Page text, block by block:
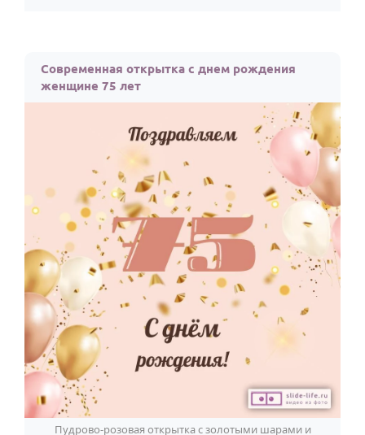
Современная открытка с днем рождения
женщине 75 лет
Пудрово-розовая открытка с золотыми шарами и